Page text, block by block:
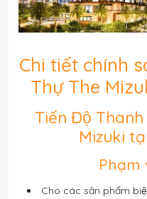
Chi tiết chính
Thự The
Tiến Độ
Mizuki
Phạm
Cho các sản phẩm